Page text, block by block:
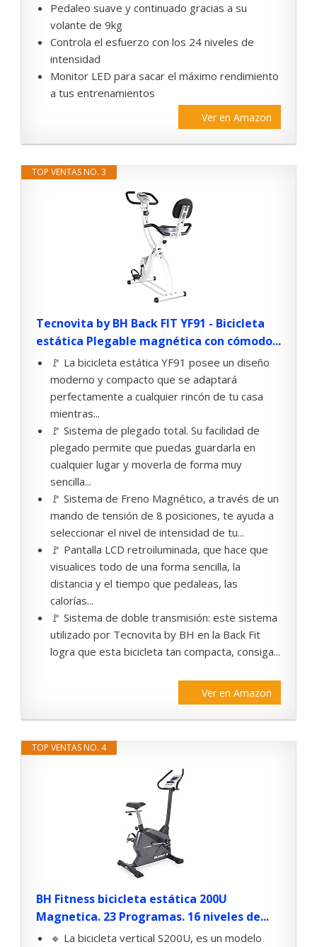
Pedaleo suave y continuado gracias a su
volante de 9kg
Controla el esfuerzo con los 24 niveles de
intensidad
Monitor LED para sacar el máximo rendimiento
a tus entrenamientos
Ver en Amazon
TOP VENTAS NO. 3
Tecnovita by BH Back FIT YF91 - Bicicleta
estática Plegable magnética con cómodo...
🚩 La bicicleta estática YF91 posee un diseño
moderno y compacto que se adaptará
perfectamente a cualquier rincón de tu casa
mientras...
🚩 Sistema de plegado total. Su facilidad de
plegado permite que puedas guardarla en
cualquier lugar y moverla de forma muy
sencilla...
🚩 Sistema de Freno Magnético, a través de un
mando de tensión de 8 posiciones, te ayuda a
seleccionar el nivel de intensidad de tu...
🚩 Pantalla LCD retroiluminada, que hace que
visualices todo de una forma sencilla, la
distancia y el tiempo que pedaleas, las
calorías...
🚩 Sistema de doble transmisión: este sistema
utilizado por Tecnovita by BH en la Back Fit
logra que esta bicicleta tan compacta, consiga...
Ver en Amazon
TOP VENTAS NO. 4
BH Fitness bicicleta estática 200U
Magnetica. 23 Programas. 16 niveles de...
🔹 La bicicleta vertical S200U, es un modelo